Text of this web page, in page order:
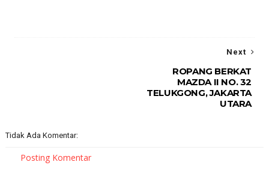
Next
ROPANG BERKAT
MAZDA II NO. 32
TELUKGONG, JAKARTA
UTARA
Tidak Ada Komentar:
Posting Komentar